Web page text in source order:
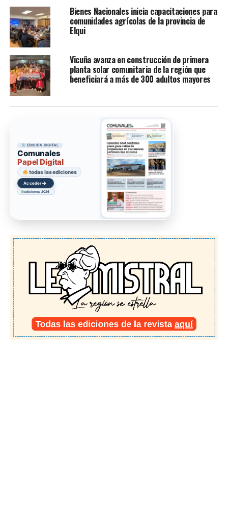
Bienes Nacionales inicia capacitaciones para
comunidades agrícolas de la provincia de
Elqui
Vicuña avanza en construcción de primera
planta solar comunitaria de la región que
beneficiará a más de 300 adultos mayores
EDICIÓN DIGITAL
Comunales
Papel Digital
todas las ediciones
Acceder→
ediciones 2026